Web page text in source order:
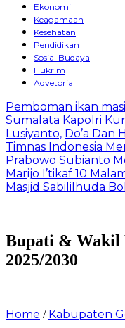
Ekonomi
Keagamaan
Kesehatan
Pendidikan
Sosial Budaya
Hukrim
Advetorial
Pemboman ikan
Sumalata Kapolri
Lusiyanto, Do’a Dan
Timnas Indonesia
Prabowo Subianto
Marijo I’tikaf 10
Masjid Sabililhuda
Bupati & Wakil
2025/2030
Home / Kabupaten